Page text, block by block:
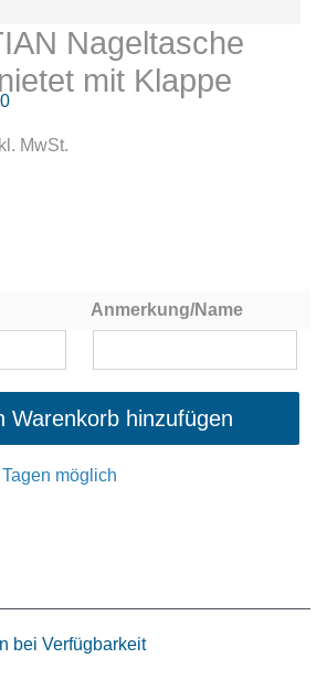
Nageltasche
mit Klappe
MwSt.
Anmerkung/Name
hinzufügen
möglich
bei Verfügbarkeit